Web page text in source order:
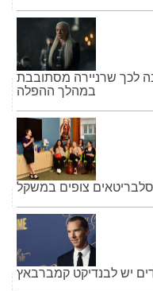
לכך שרניירה מסתובבת
במהלך ההפלה